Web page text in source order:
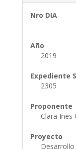
Nro DIA
Año
2019
Expediente
2305
Proponente
Clara Ines
Proyecto